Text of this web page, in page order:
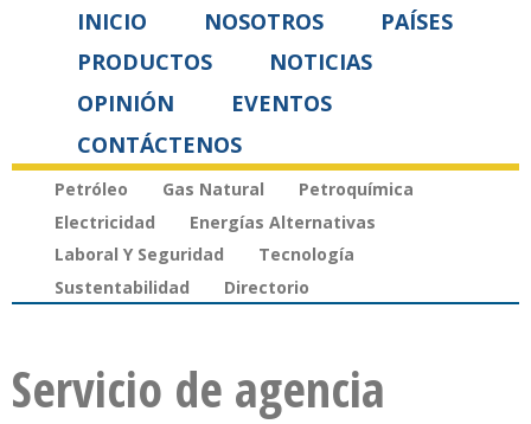
INICIO NOSOTROS
PAÍSES
PRODUCTOS
NOTICIAS
OPINIÓN
EVENTOS
CONTÁCTENOS
Petróleo Gas Natural
Petroquímica
Electricidad
Energías Alternativas
Laboral Y Seguridad
Tecnología
Sustentabilidad
Directorio
Servicio de agencia